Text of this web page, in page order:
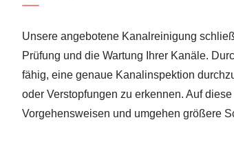
Unsere angebotene Kanalreinigung
Prüfung und die Wartung Ihrer Kanäle.
fähig, eine genaue Kanalinspektion
oder Verstopfungen zu erkennen. Auf
Vorgehensweisen und umgehen größere